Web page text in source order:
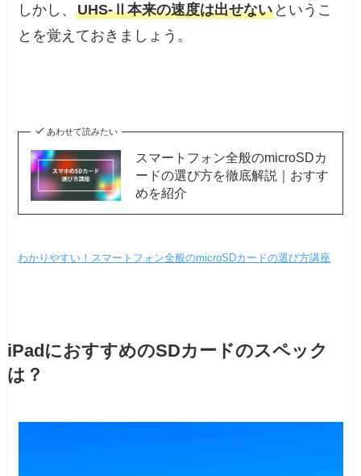
しかし、UHS-Ⅱ本来の速度は出せない というこ
とを覚えておきましょう。
あわせて読みたい
スマートフォン全般のmicroSDカ
ードの選び方を徹底解説｜おすす
めを紹介
わかりやすい！スマートフォン全般のmicroSDカードの選び方講座
iPadにおすすめのSDカードのスペック
は？